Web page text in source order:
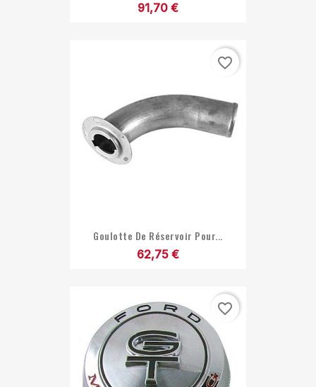
91,70 €
Goulotte De Réservoir Pour...
62,75 €
favorite_border
favorite_border